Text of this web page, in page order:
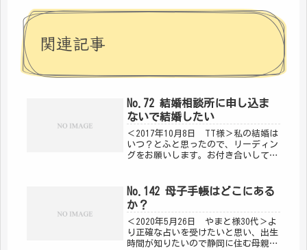
関連記事
No.72 結婚相談所に申し込ま
ないで結婚したい
＜2017年10月8日 TT様＞私の結婚は
いつ？とふと思ったので、リーディン
グをお願いします。お付き合いしてい
が、結婚相談所に行ってみるつもりで
す。結婚相談所に申し込みせず...
No.142 母子手帳はどこにある
か？
＜2020年5月26日 やまと様30代＞よ
り正確な占いを受けたいと思い、出生
時間が知りたいので静岡に住む母親に